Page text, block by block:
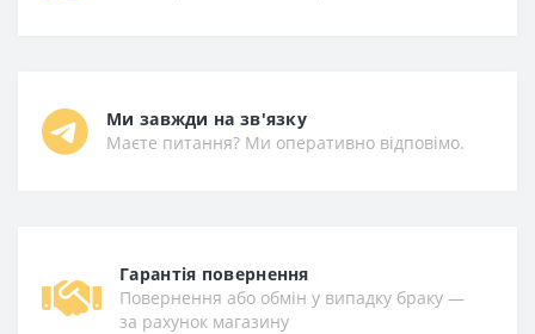
Ми завжди на зв'язку
Маєте питання? Ми оперативно відповімо.
Гарантiя повернення
Повернення або обмін у випадку браку —
за рахунок магазину